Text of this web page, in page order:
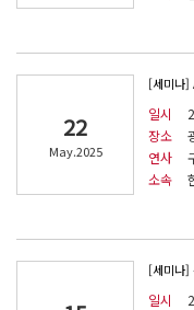
22
May.2025
[세미나
일시
장소
연사
소속
[세미나]
일시